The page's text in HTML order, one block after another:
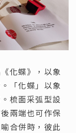
化蝶》，以象
「化蝶」以象
梳面采弧型設
兩端也可作保
合併時，彼此